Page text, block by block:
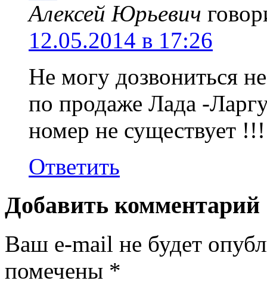
Алексей Юрьевич
12.05.2014 в 17:26
Не могу дозвониться
по продаже Лада -
номер не
Ответить
Добавить комментарий
Ваш e-mail не будет
помечены *